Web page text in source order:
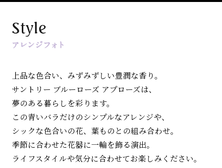
上品な色合い、みずみずしい豊潤な香り。
サントリー ブルーローズ アプローズは、
夢のある暮らしを彩ります。
この青いバラだけのシンプルなアレンジや、
シックな色合いの花、葉ものとの組み合わせ。
季節に合わせた花器に一輪を飾る演出。
ライフスタイルや気分に合わせてお楽しみください。